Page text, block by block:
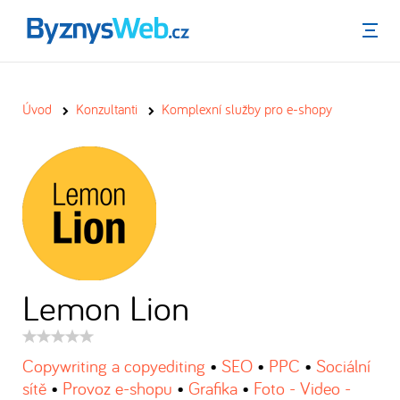
Menu
Úvod Konzultanti Komplexní služby pro e-shopy
Lemon Lion
Hodnocení
produktu:
Copywriting a copyediting • SEO • PPC • Sociální
sítě • Provoz e-shopu • Grafika • Foto - Video -